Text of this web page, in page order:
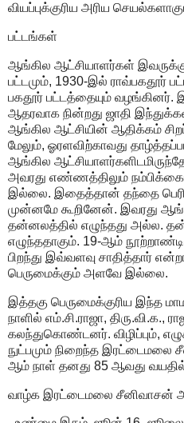
வியப்புக்குரிய அரிய
பட்டங்கள்
ஆங்கில ஆட்சியாளர்கள்
பட்டமும், 1930-இல் ராவ்பகதூர்
பகதூர் பட்டத்தையும் வழங்கினர்.
ஆதரவாக நின்றது ஜாதி
ஆங்கில ஆட்சியின் ஆதிக்கம்
மேலும், ஓரளவிற்காவது
ஆங்கில ஆட்சியாளர்களிடமிருந்தே
அவரது எண்ணத்திலும்
இல்லை. இதைத்தான் தந்தை
முன்னமே கூறினேன். இவரது
தன்னலத்தில் எழுந்தது அல்ல.
எழுந்ததாகும். 19-ஆம்
பிறந்து இவ்வளவு சாதித்தார்
பெருமைக்கும் அளவே இல்லை.
இத்தகு பெருமைக்குரிய இந்த
நாளில் எம்.சி.ராஜா, திரு.வி.க.,
கலந்துகொண்டனர். விழிப்பும்,
நுட்பமும் நிறைந்த இரட்டைமலை
ஆம் நாள் தனது 85 ஆவது வயதில்
வாழ்க இரட்டைமலை சீனிவாசன்